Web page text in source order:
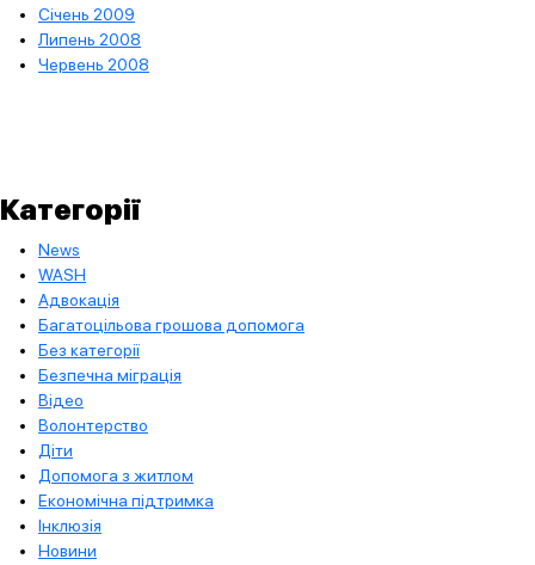
Січень 2009
Липень 2008
Червень 2008
Категорії
News
WASH
Адвокація
Багатоцільова грошова допомога
Без категорії
Безпечна міграція
Відео
Волонтерство
Діти
Допомога з житлом
Економічна підтримка
Інклюзія
Новини